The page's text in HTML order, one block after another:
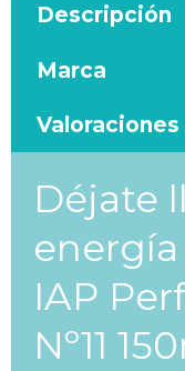
Descripción
Marca
Valoraciones
Déjate
IAP
Nº11